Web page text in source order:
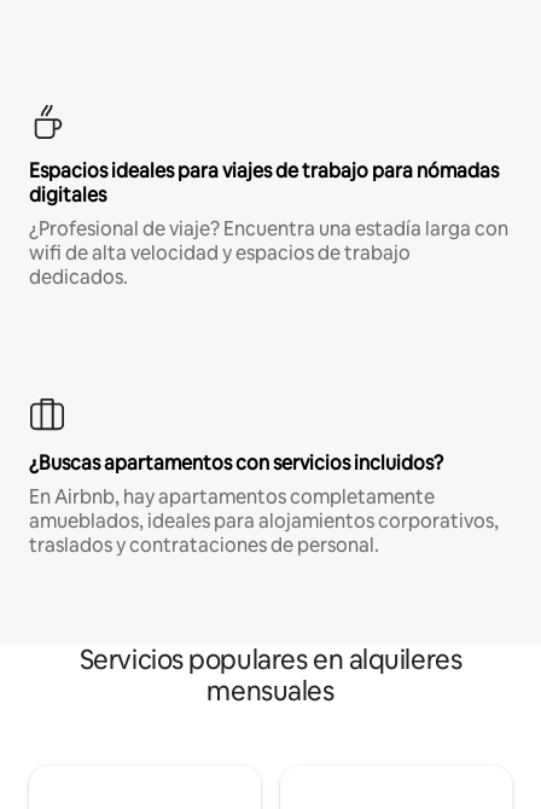
Espacios ideales para viajes de trabajo para nómadas
digitales
¿Profesional de viaje? Encuentra una estadía larga con
wifi de alta velocidad y espacios de trabajo
dedicados.
¿Buscas apartamentos con servicios incluidos?
En Airbnb, hay apartamentos completamente
amueblados, ideales para alojamientos corporativos,
traslados y contrataciones de personal.
Servicios populares en alquileres
mensuales